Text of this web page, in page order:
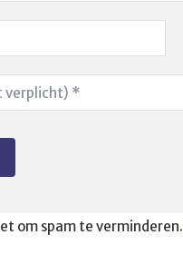
om spam te verminderen.